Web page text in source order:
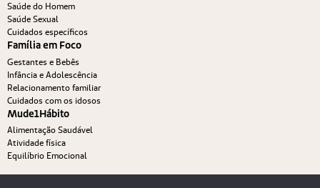
Saúde do Homem
Saúde Sexual
Cuidados específicos
Família em Foco
Gestantes e Bebês
Infância e Adolescência
Relacionamento familiar
Cuidados com os idosos
Mude1Hábito
Alimentação Saudável
Atividade física
Equilíbrio Emocional